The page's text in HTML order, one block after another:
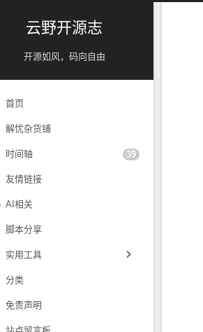
云野开源志
开源如风，码向自由
首页
解忧杂货铺
时间轴 39
友情链接
AI相关
脚本分享
实用工具
镜像源速配
分类
免责声明